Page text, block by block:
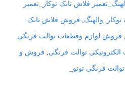
فلاش تانک توکار_تعمیر
, فروش فلاش تانک
, فروش لوازم وقطعات توالت فرنگی
توالت فرنگی, فروش و
فرنگی توتو_